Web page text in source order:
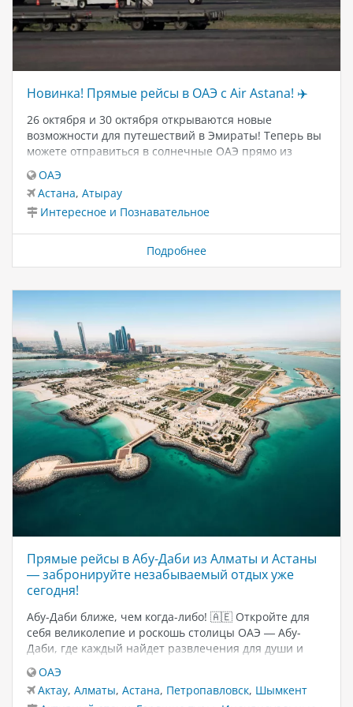
Новинка! Прямые рейсы в ОАЭ с Air Astana! ✈️
26 октября и 30 октября открываются новые
возможности для путешествий в Эмираты! Теперь вы
можете отправиться в солнечные ОАЭ прямо из
26 октября. * Рейсы будут выполняться дважды в
неделю — по понедельникам и субботам. * Время в
пути — всего 4 часа!🛫 Прямой рейс из Астаны: *
по средам и субботам. * Продолжительность полета
туда — 5 часов 10 минут, обратно — 4 часа 55
системеПланируйте своё путешествие в ОАЭ!
ОАЭ
Астана, Атырау
Интересное и Познавательное
Подробнее
Прямые рейсы в Абу-Даби из Алматы и Астаны
— забронируйте незабываемый отдых уже
сегодня!
Абу-Даби ближе, чем когда-либо! 🇦🇪 Откройте для
себя великолепие и роскошь столицы ОАЭ — Абу-
Даби, где каждый найдет развлечения для души и
сочетаются с современными удобствами, и где отдых
становится настоящим приключением. 🎢 Мечтаете
ОАЭ
Актау, Алматы, Астана, Петропавловск, Шымкент